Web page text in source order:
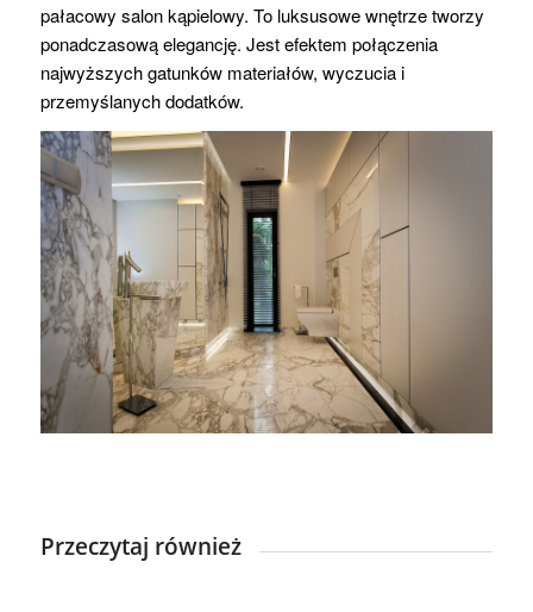
pałacowy salon kąpielowy. To luksusowe wnętrze tworzy
ponadczasową elegancję. Jest efektem połączenia
najwyższych gatunków materiałów, wyczucia i
przemyślanych dodatków.
Przeczytaj również